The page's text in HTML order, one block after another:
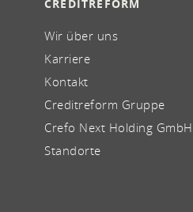
CREDITREFORM
Wir über uns
Karriere
Kontakt
Creditreform Gruppe
Crefo Next Holding GmbH
Standorte